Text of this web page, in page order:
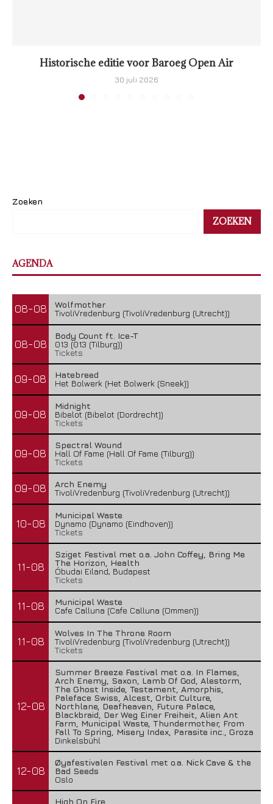
Historische editie voor Baroeg Open Air
30 juli 2026
Zoeken
ZOEKEN
AGENDA
08-08
Wolfmother
TivoliVredenburg (TivoliVredenburg (Utrecht))
08-08
Body Count ft. Ice-T
013 (013 (Tilburg))
Tickets
09-08
Hatebreed
Het Bolwerk (Het Bolwerk (Sneek))
09-08
Midnight
Bibelot (Bibelot (Dordrecht))
Tickets
09-08
Spectral Wound
Hall Of Fame (Hall Of Fame (Tilburg))
Tickets
09-08
Arch Enemy
TivoliVredenburg (TivoliVredenburg (Utrecht))
10-08
Municipal Waste
Dynamo (Dynamo (Eindhoven))
Tickets
11-08
Sziget Festival met o.a. John Coffey, Bring Me
The Horizon, Health
Óbudai Eiland, Budapest
Tickets
11-08
Municipal Waste
Cafe Calluna (Cafe Calluna (Ommen))
11-08
Wolves In The Throne Room
TivoliVredenburg (TivoliVredenburg (Utrecht))
Tickets
12-08
Summer Breeze Festival met o.a. In Flames,
Arch Enemy, Saxon, Lamb Of God, Alestorm,
The Ghost Inside, Testament, Amorphis,
Paleface Swiss, Alcest, Orbit Culture,
Northlane, Deafheaven, Future Palace,
Blackbraid, Der Weg Einer Freiheit, Alien Ant
Farm, Municipal Waste, Thundermother, From
Fall To Spring, Misery Index, Parasite inc., Groza
Dinkelsbühl
12-08
Øyafestivalen Festival met o.a. Nick Cave & the
Bad Seeds
Oslo
High On Fire